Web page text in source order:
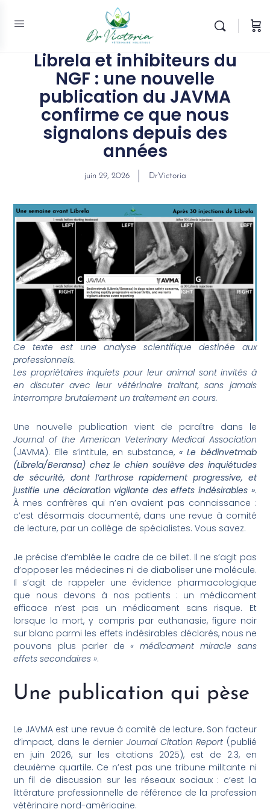
Librela et inhibiteurs du
NGF : une nouvelle
publication du JAVMA
confirme ce que nous
signalons depuis des
années
juin 29, 2026 DrVictoria
Ce texte est une analyse scientifique destinée aux
professionnels.
Les propriétaires inquiets pour leur animal sont invités à
en discuter avec leur vétérinaire traitant, sans jamais
interrompre brutalement un traitement en cours.
Une nouvelle publication vient de paraître dans le
Journal of the American Veterinary Medical Association
(JAVMA). Elle s’intitule, en substance,« Le bédinvetmab
(Librela/Beransa) chez le chien soulève des inquiétudes
de sécurité, dont l’arthrose rapidement progressive, et
justifie une déclaration vigilante des effets indésirables ».
À mes confrères qui n’en avaient pas connaissance :
c’est désormais documenté, dans une revue à comité
de lecture, par un collège de spécialistes. Vous savez.
Je précise d’emblée le cadre de ce billet. Il ne s’agit pas
d’opposer les médecines ni de diaboliser une molécule.
Il s’agit de rappeler une évidence pharmacologique
que nous devons à nos patients : un médicament
efficace n’est pas un médicament sans risque. Et
lorsque la mort, y compris par euthanasie, figure noir
sur blanc parmi les effets indésirables déclarés, nous ne
pouvons plus parler de« médicament miracle sans
effets secondaires ».
Une publication qui pèse
Le JAVMA est une revue à comité de lecture. Son facteur
d’impact, dans le dernier Journal Citation Report (publié
en juin 2026, sur les citations 2025), est de 2.3, en
deuxième quartile. Ce n’est pas une tribune militante ni
un fil de discussion sur les réseaux sociaux : c’est la
littérature professionnelle de référence de la profession
vétérinaire nord-américaine.